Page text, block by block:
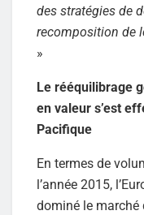
des stratégies de
recomposition de
»
Le rééquilibrage
en valeur s’est
Pacifique
En termes de
l’année 2015,
dominé le marché